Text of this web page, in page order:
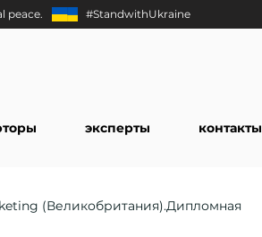
peace. #StandwithUkraine
эксперты контакты
(Великобритания).Дипломная